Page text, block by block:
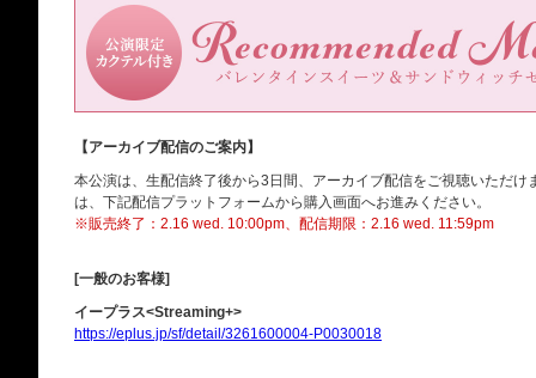
【アーカイブ配信のご案内】
本公演は、生配信終了後から3日間、アーカイブ配信をご視聴いただ
は、下記配信プラットフォームから購入画面へお進みください。
※販売終了：2.16 wed. 10:00pm、配信期限：2.16 wed. 11:59pm
[一般のお客様]
イープラス<Streaming+>
https://eplus.jp/sf/detail/3261600004-P0030018